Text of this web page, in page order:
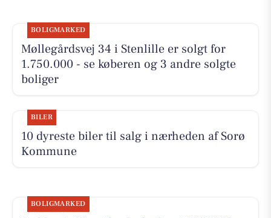
BOLIGMARKED
Møllegårdsvej 34 i Stenlille er solgt for
1.750.000 - se køberen og 3 andre solgte
boliger
BILER
10 dyreste biler til salg i nærheden af Sorø
Kommune
BOLIGMARKED